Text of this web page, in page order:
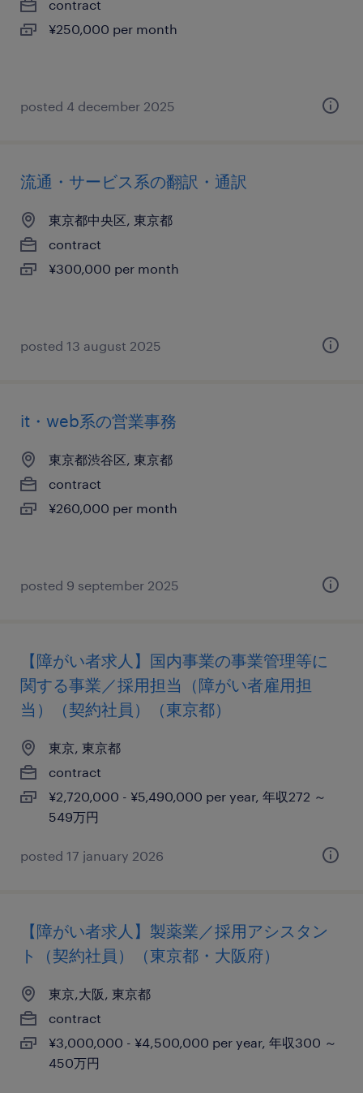
contract
¥250,000 per month
posted 4 december 2025
流通・サービス系の翻訳・通訳
東京都中央区, 東京都
contract
¥300,000 per month
posted 13 august 2025
it・web系の営業事務
東京都渋谷区, 東京都
contract
¥260,000 per month
posted 9 september 2025
【障がい者求人】国内事業の事業管理等に
関する事業／採用担当（障がい者雇用担
当）（契約社員）（東京都）
東京, 東京都
contract
¥2,720,000 - ¥5,490,000 per year, 年収272 ～
549万円
posted 17 january 2026
【障がい者求人】製薬業／採用アシスタン
ト（契約社員）（東京都・大阪府）
東京,大阪, 東京都
contract
¥3,000,000 - ¥4,500,000 per year, 年収300 ～
450万円